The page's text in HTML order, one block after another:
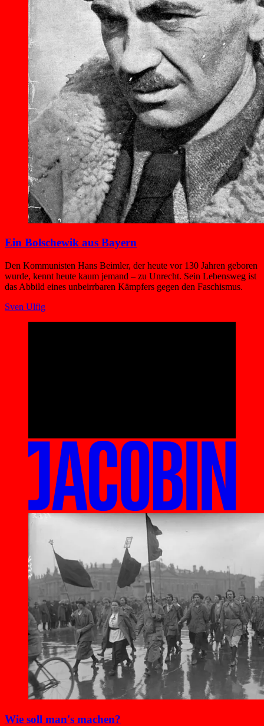
Ein Bolschewik aus Bayern
Den Kommunisten Hans Beimler, der heute vor 130 Jahren geboren
wurde, kennt heute kaum jemand – zu Unrecht. Sein Lebensweg ist
das Abbild eines unbeirrbaren Kämpfers gegen den Faschismus.
Sven Ulfig
Wie soll man's machen?